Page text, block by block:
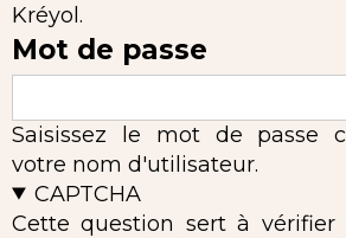
Kréyol.
Mot de passe
Saisissez le mot de passe
votre nom d'utilisateur.
CAPTCHA
Cette question sert à vérifier